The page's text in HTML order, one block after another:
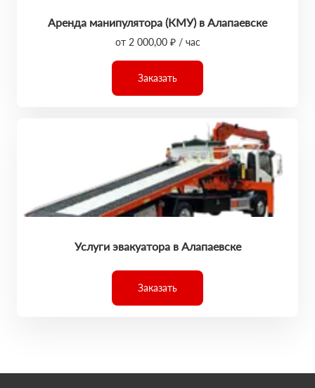
Аренда манипулятора (КМУ) в Алапаевске
от 2 000,00 ₽ / час
Заказать
Услуги эвакуатора в Алапаевске
Заказать